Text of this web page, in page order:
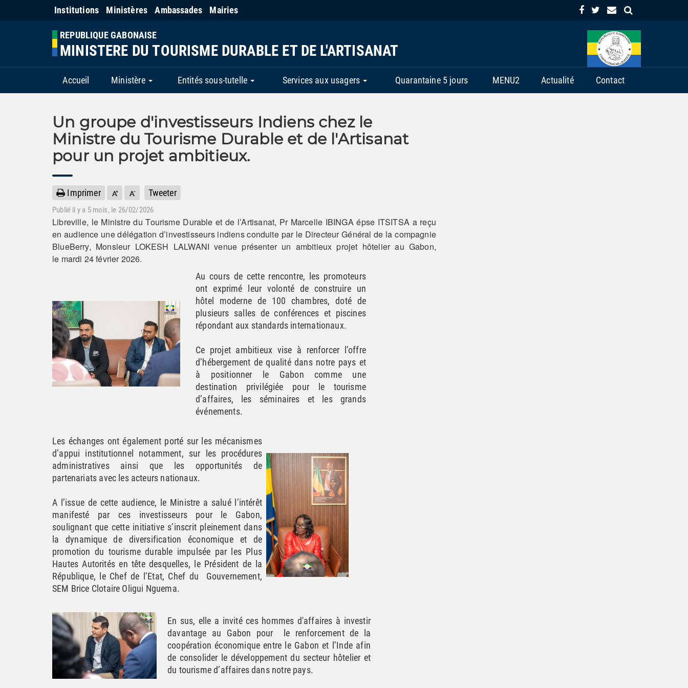
Institutions Ministères Ambassades Mairies
REPUBLIQUE GABONAISE
MINISTERE DU TOURISME DURABLE ET DE L'ARTISANAT
Accueil Ministère Entités sous-tutelle Services aux usagers Quarantaine 5 jours MENU2 Actualité Contact
Un groupe d'investisseurs Indiens chez le
Ministre du Tourisme Durable et de l'Artisanat
pour un projet ambitieux.
Imprimer Tweeter
Publié il y a 5 mois, le 26/02/2026
Libreville, le Ministre du Tourisme Durable et de l’Artisanat, Pr Marcelle IBINGA épse ITSITSA a reçu
en audience une délégation d’investisseurs indiens conduite par le Directeur Général de la compagnie
BlueBerry, Monsieur LOKESH LALWANI venue présenter un ambitieux projet hôtelier au Gabon,
le mardi 24 février 2026.
Au cours de cette rencontre, les promoteurs
ont exprimé leur volonté de construire un
hôtel moderne de 100 chambres, doté de
plusieurs salles de conférences et piscines
répondant aux standards internationaux.
Ce projet ambitieux vise à renforcer l’offre
d’hébergement de qualité dans notre pays et
à positionner le Gabon comme une
destination privilégiée pour le tourisme
d’affaires, les séminaires et les grands
événements.
Les échanges ont également porté sur les mécanismes
d’appui institutionnel notamment, sur les procédures
administratives ainsi que les opportunités de
partenariats avec les acteurs nationaux.
A l’issue de cette audience, le Ministre a salué l’intérêt
manifesté par ces investisseurs pour le Gabon,
soulignant que cette initiative s’inscrit pleinement dans
la dynamique de diversification économique et de
promotion du tourisme durable impulsée par les Plus
Hautes Autorités en tête desquelles, le Président de la
République, le Chef de l’Etat, Chef du Gouvernement,
SEM Brice Clotaire Oligui Nguema.
En sus, elle a invité ces hommes d'affaires à investir
davantage au Gabon pour le renforcement de la
coopération économique entre le Gabon et l’Inde afin
de consolider le développement du secteur hôtelier et
du tourisme d’affaires dans notre pays.